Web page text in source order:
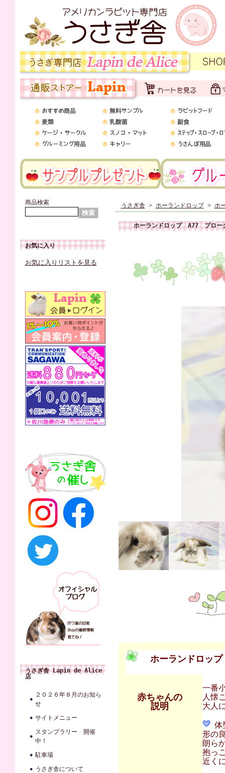
商品検索
お気に入り
お気に入りリストを見る
うさぎ舎 Lapin de Alice
店
２０２６年８月のお知ら
せ
サイトメニュー
スタンプラリー 開催
中！
駐車場
うさぎ舎について
うさぎ舎> ホーランドロップ> ホ
ホーランドロップ A77 ブロー
ホーランドロップ
赤ちゃんの
説明
一番
人懐
大人
体
形の
朗ら
抱っ
近く